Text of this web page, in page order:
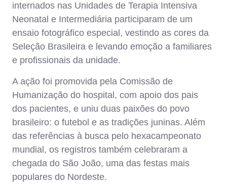
internados nas Unidades de Terapia Intensiva
Neonatal e Intermediária participaram de um
ensaio fotográfico especial, vestindo as cores da
Seleção Brasileira e levando emoção a familiares
e profissionais da unidade.
A ação foi promovida pela Comissão de
Humanização do hospital, com apoio dos pais
dos pacientes, e uniu duas paixões do povo
brasileiro: o futebol e as tradições juninas. Além
das referências à busca pelo hexacampeonato
mundial, os registros também celebraram a
chegada do São João, uma das festas mais
populares do Nordeste.